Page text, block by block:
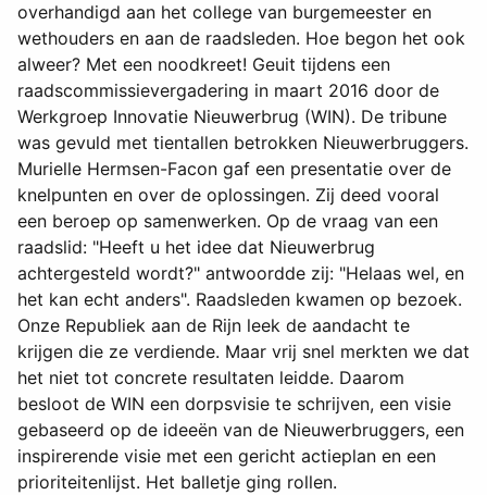
overhandigd aan het college van burgemeester en
wethouders en aan de raadsleden. Hoe begon het ook
alweer? Met een noodkreet! Geuit tijdens een
raadscommissievergadering in maart 2016 door de
Werkgroep Innovatie Nieuwerbrug (WIN). De tribune
was gevuld met tientallen betrokken Nieuwerbruggers.
Murielle Hermsen-Facon gaf een presentatie over de
knelpunten en over de oplossingen. Zij deed vooral
een beroep op samenwerken. Op de vraag van een
raadslid: "Heeft u het idee dat Nieuwerbrug
achtergesteld wordt?" antwoordde zij: "Helaas wel, en
het kan echt anders". Raadsleden kwamen op bezoek.
Onze Republiek aan de Rijn leek de aandacht te
krijgen die ze verdiende. Maar vrij snel merkten we dat
het niet tot concrete resultaten leidde. Daarom
besloot de WIN een dorpsvisie te schrijven, een visie
gebaseerd op de ideeën van de Nieuwerbruggers, een
inspirerende visie met een gericht actieplan en een
prioriteitenlijst. Het balletje ging rollen.